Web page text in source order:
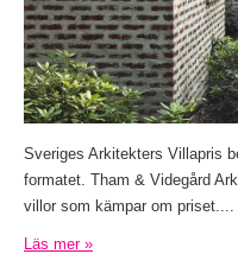
Sveriges Arkitekters Villapris
formatet. Tham & Videgård
villor som kämpar om priset....
Läs mer »